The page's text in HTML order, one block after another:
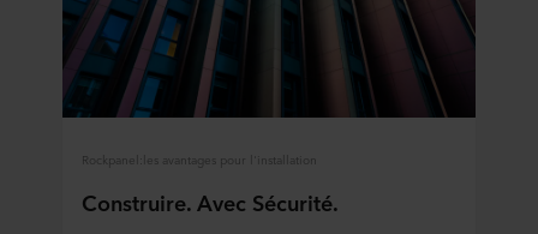
cookie en bas du site web. Consultez la section « À
propos » pour en savoir plus sur notre utilisation des
cookies et notre
Déclaration de confidentialitépour
connaître notre traitement des données personnelles,
responsable du traitement de vos données personnelles.
Rockpanel:les avantages pour l'installation
Construire. Avec Sécurité.